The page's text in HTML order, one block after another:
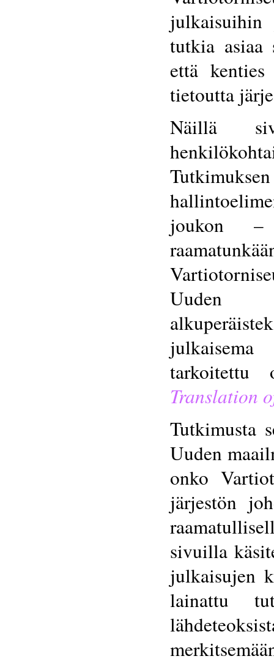
tutkia asiaa
että
tietoutta
Näillä
joukon –
Uuden
tarkoitettu
Translation
Tutkimusta
Uuden
onko
järjestön
sivuilla
julkaisujen
lainattu